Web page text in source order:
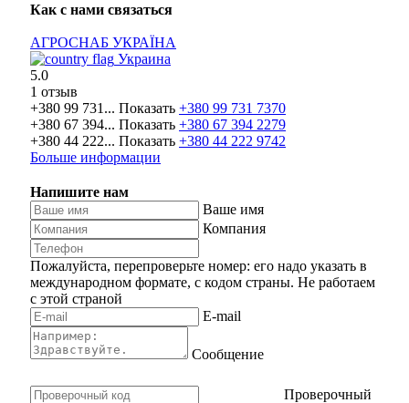
Как с нами связаться
АГРОСНАБ УКРАЇНА
Украина
5.0
1 отзыв
+380 99 731... Показать +380 99 731 7370
+380 67 394... Показать +380 67 394 2279
+380 44 222... Показать +380 44 222 9742
Больше информации
Напишите нам
Ваше имя
Компания
Пожалуйста, перепроверьте номер: его надо указать в
международном формате, с кодом страны. Не работаем
с этой страной
E-mail
Сообщение
Проверочный